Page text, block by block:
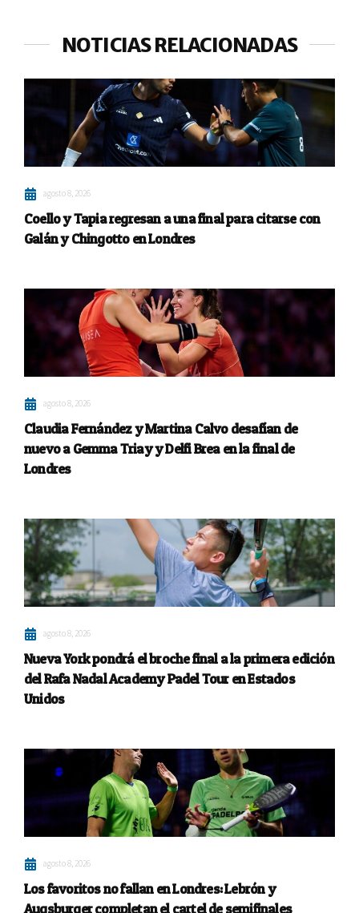
NOTICIAS RELACIONADAS
agosto 8, 2026
Coello y Tapia regresan a una final para citarse con
Galán y Chingotto en Londres
agosto 8, 2026
Claudia Fernández y Martina Calvo desafían de
nuevo a Gemma Triay y Delfi Brea en la final de
Londres
agosto 8, 2026
Nueva York pondrá el broche final a la primera edición
del Rafa Nadal Academy Padel Tour en Estados
Unidos
agosto 8, 2026
Los favoritos no fallan en Londres: Lebrón y
Augsburger completan el cartel de semifinales